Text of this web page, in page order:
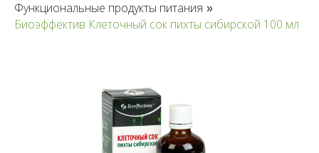
Функциональные продукты питания »
Биоэффектив Клеточный сок пихты сибирской 100 мл